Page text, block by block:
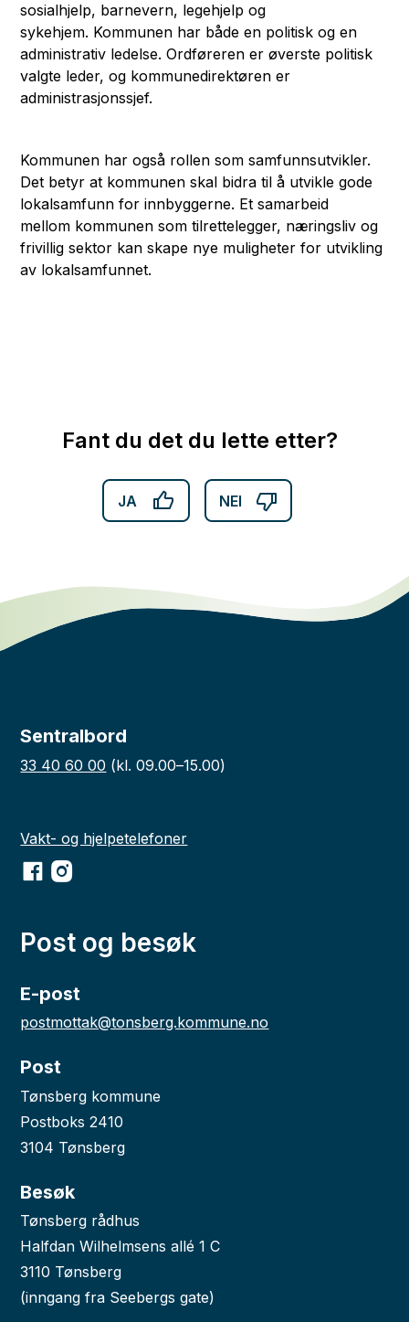
sosialhjelp, barnevern, legehjelp og
sykehjem. Kommunen har både en politisk og en
administrativ ledelse. Ordføreren er øverste politisk
valgte leder, og kommunedirektøren er
administrasjonssjef.
Kommunen har også rollen som samfunnsutvikler.
Det betyr at kommunen skal bidra til å utvikle gode
lokalsamfunn for innbyggerne. Et samarbeid
mellom kommunen som tilrettelegger, næringsliv og
frivillig sektor kan skape nye muligheter for utvikling
av lokalsamfunnet.
Fant du det du lette etter?
JA NEI
Sentralbord
33 40 60 00 (kl. 09.00–15.00)
Vakt- og hjelpetelefoner
Facebook
Instagram
Post og besøk
E-post
postmottak@tonsberg.kommune.no
Post
Tønsberg kommune
Postboks 2410
3104 Tønsberg
Besøk
Tønsberg rådhus
Halfdan Wilhelmsens allé 1 C
3110 Tønsberg
(inngang fra Seebergs gate)